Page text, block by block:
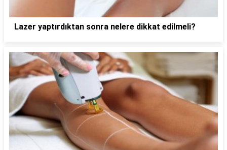
Lazer yaptırdıktan sonra nelere dikkat edilmeli?